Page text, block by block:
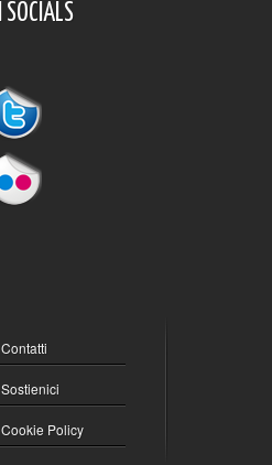
SOCIALS
Contatti
Sostienici
Cookie Policy